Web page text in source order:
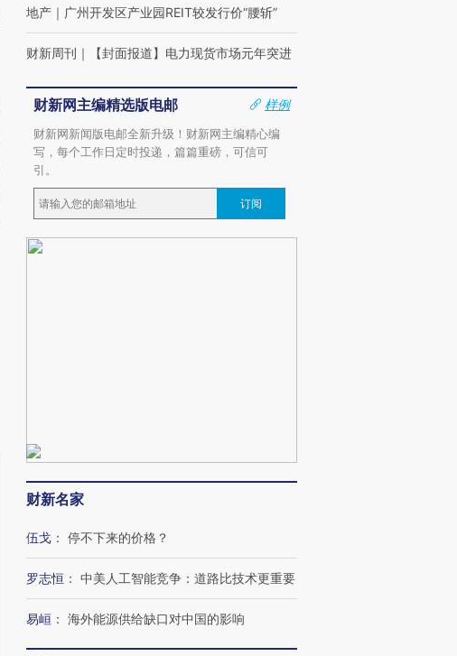
地产 ｜ 广州开发区产业园REIT较发行价“腰斩”
财新周刊 ｜ 【封面报道】电力现货市场元年突进
财新网主编精选版电邮
样例
财新网新闻版电邮全新升级！财新网主编精心编
写，每个工作日定时投递，篇篇重磅，可信可
引。
订阅
财新名家
伍戈 ： 停不下来的价格？
罗志恒 ： 中美人工智能竞争：道路比技术更重要
易峘 ： 海外能源供给缺口对中国的影响